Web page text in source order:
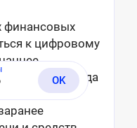
финансовых
к цифровому
не тогда, когда
от онлайн-
OK